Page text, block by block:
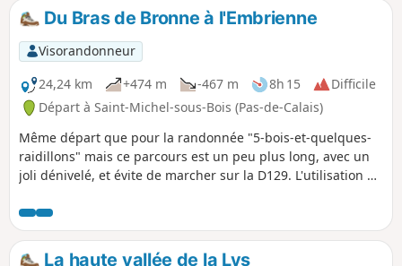
Du Bras de Bronne à l'Embrienne
Visorandonneur
24,24 km
+474 m -467 m 8h 15
Difficile
Départ à Saint-Michel-sous-Bois (Pas-de-Calais)
Même départ que pour la randonnée "5-bois-et-quelques-
raidillons" mais ce parcours est un peu plus long, avec un
joli dénivelé, et évite de marcher sur la D129. L'utilisation de
GR® est des plus discret (à se demander si ce mythique
GR® existe toujours ?).
La haute vallée de la Lys